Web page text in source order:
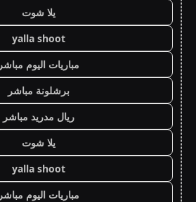
يلا شوت
yalla shoot
مباريات اليوم مباشر
برشلونة مباشر
ريال مدريد مباشر
يلا شوت
yalla shoot
مباريات اليوم مباشر